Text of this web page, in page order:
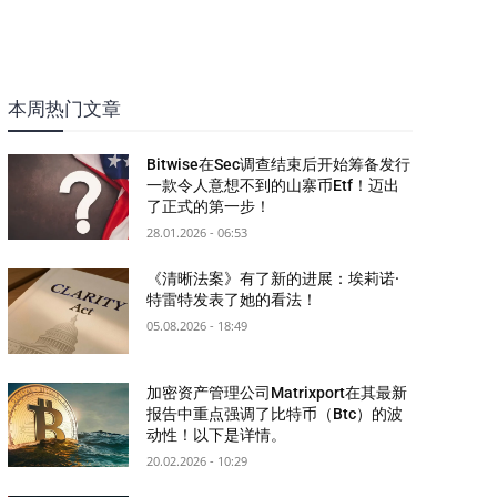
本周热门文章
Bitwise在Sec调查结束后开始筹备发行
一款令人意想不到的山寨币Etf！迈出
了正式的第一步！
28.01.2026 - 06:53
《清晰法案》有了新的进展：埃莉诺·
特雷特发表了她的看法！
05.08.2026 - 18:49
加密资产管理公司Matrixport在其最新
报告中重点强调了比特币（Btc）的波
动性！以下是详情。
20.02.2026 - 10:29